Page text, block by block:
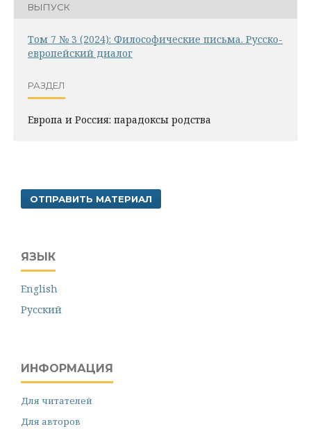
ВЫПУСК
Том 7 № 3 (2024): Философические письма. Русско-
европейский диалог
РАЗДЕЛ
Европа и Россия: парадоксы родства
ОТПРАВИТЬ МАТЕРИАЛ
ЯЗЫК
English
Русский
ИНФОРМАЦИЯ
Для читателей
Для авторов